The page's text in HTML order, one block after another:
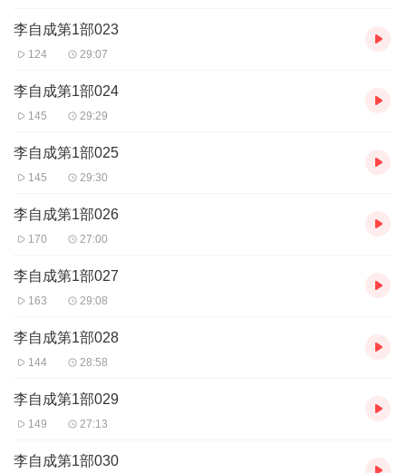
李自成第1部023
124 29:07
李自成第1部024
145 29:29
李自成第1部025
145 29:30
李自成第1部026
170 27:00
李自成第1部027
163 29:08
李自成第1部028
144 28:58
李自成第1部029
149 27:13
李自成第1部030